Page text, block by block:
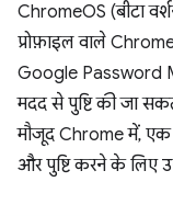
ChromeOS (बीटा
प्रोफ़ाइल वाले
Google Password
मदद से पुष्टि की जा
मौजूद Chrome में, एक
और पुष्टि करने के लिए